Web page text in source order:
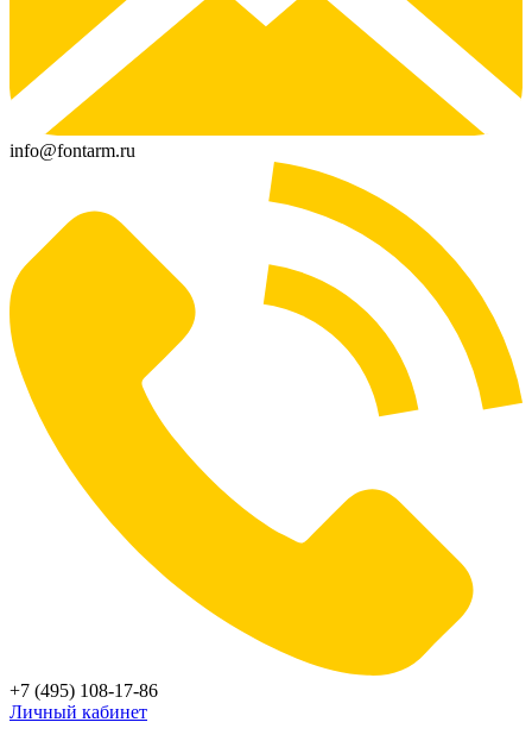
info@fontarm.ru
+7 (495) 108-17-86
Личный кабинет